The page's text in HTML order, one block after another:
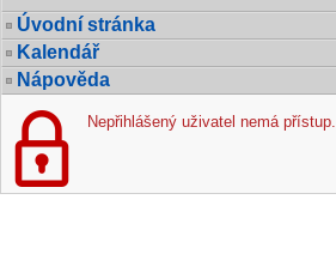
Úvodní stránka
Kalendář
Nápověda
Nepřihlášený uživatel nemá přístup.